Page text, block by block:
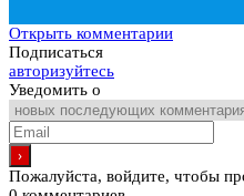
Открыть комментарии
Подписаться
авторизуйтесь
Уведомить о
Пожалуйста, войдите, чтобы